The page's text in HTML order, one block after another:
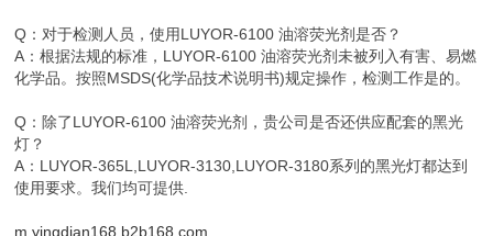
Q：对于检测人员，使用LUYOR-6100 油溶荧光剂是否？
A：根据法规的标准，LUYOR-6100 油溶荧光剂未被列入有害、易燃
化学品。按照MSDS(化学品技术说明书)规定操作，检测工作是的。
Q：除了LUYOR-6100 油溶荧光剂，贵公司是否还供应配套的黑光
灯？
A：LUYOR-365L,LUYOR-3130,LUYOR-3180系列的黑光灯都达到
使用要求。我们均可提供.
m.yingdian168.b2b168.com